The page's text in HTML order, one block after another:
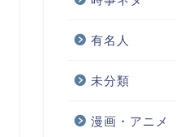
有名人
未分類
漫画・アニメ